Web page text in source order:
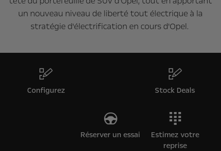
un nouveau niveau de liberté tout électrique à la
stratégie d'électrification en cours d'Opel.
Configurez Stock Deals
Réserver un essai
Estimez votre
reprise